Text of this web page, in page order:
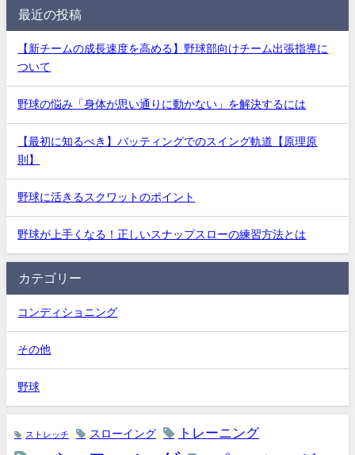
最近の投稿
【新チームの成長速度を高める】野球部向けチーム出張指導に
ついて
野球の悩み「身体が思い通りに動かない」を解決するには
【最初に知るべき】バッティングでのスイング軌道【原理原
則】
野球に活きるスクワットのポイント
野球が上手くなる！正しいスナップスローの練習方法とは
カテゴリー
コンディショニング
その他
野球
ストレッチ スローイング トレーニング